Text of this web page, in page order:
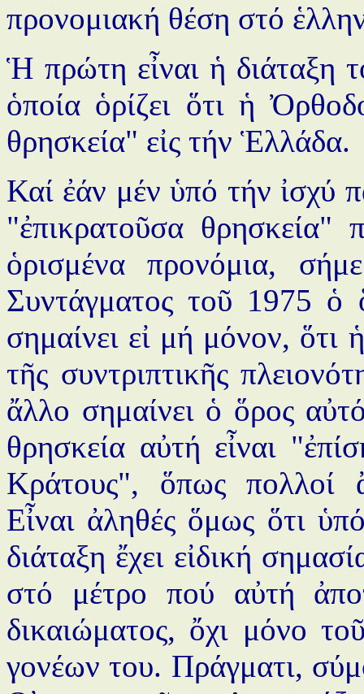
προνομιακή θέση στό
Ἡ πρώτη εἶναι ἡ διάταξη
ὁποία ὁρίζει ὅτι ἡ
θρησκεία" εἰς τήν Ἑλλάδα.
Καί ἐάν μέν ὑπό τήν ἰσχύ
"ἐπικρατοῦσα θρησκεία"
ὁρισμένα προνόμια,
Συντάγματος τοῦ 1975 ὁ
σημαίνει εἰ μή μόνον, ὅτι
τῆς συντριπτικῆς
ἄλλο σημαίνει ὁ ὅρος
θρησκεία αὐτή εἶναι
Κράτους", ὅπως πολλοί
Εἶναι ἀληθές ὅμως ὅτι
διάταξη ἔχει εἰδική
στό μέτρο πού αὐτή
δικαιώματος, ὄχι μόνο
γονέων του. Πράγματι,